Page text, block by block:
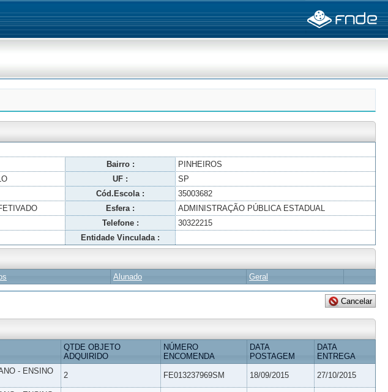
Bairro :
PINHEIROS
UF :
SP
Cód.Escola :
35003682
Esfera :
ADMINISTRAÇÃO PÚBLICA ESTADUAL
Telefone :
30322215
Entidade Vinculada :
Alunado Geral
QTDE OBJETO
ADQUIRIDO
NÚMERO
ENCOMENDA
DATA
POSTAGEM
DATA
ENTREGA
- ENSINO
2 FE013237969SM 18/09/2015 27/10/2015